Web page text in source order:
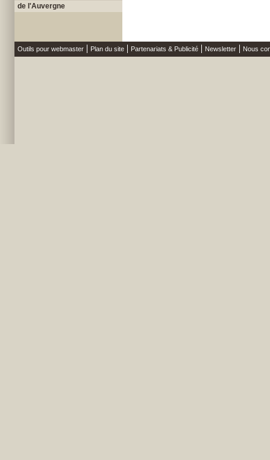
de l'Auvergne
Outils pour webmaster Plan du site Partenariats & Publicité Newsletter Nous